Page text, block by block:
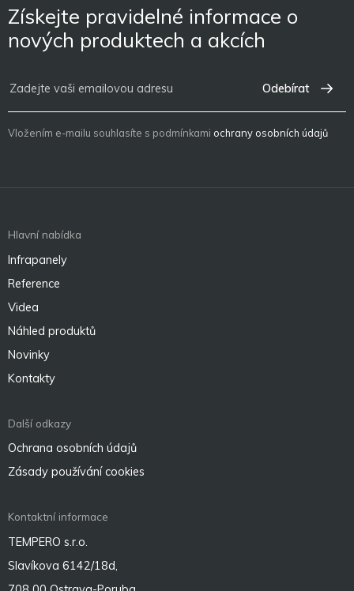
Získejte pravidelné informace o
nových produktech a akcích
Odebírat
Vložením e-mailu souhlasíte s podmínkami ochrany osobních údajů
Hlavní nabídka
Infrapanely
Reference
Videa
Náhled produktů
Novinky
Kontakty
Další odkazy
Ochrana osobních údajů
Zásady používání cookies
Kontaktní informace
TEMPERO s.r.o.
Slavíkova 6142/18d,